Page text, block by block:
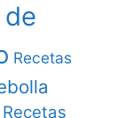
Recetas
Recetas